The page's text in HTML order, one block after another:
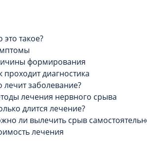
это такое?
формирования
проходит диагностика
лечит заболевание?
лечения нервного срыва
длится лечение?
ли вылечить срыв
лечения